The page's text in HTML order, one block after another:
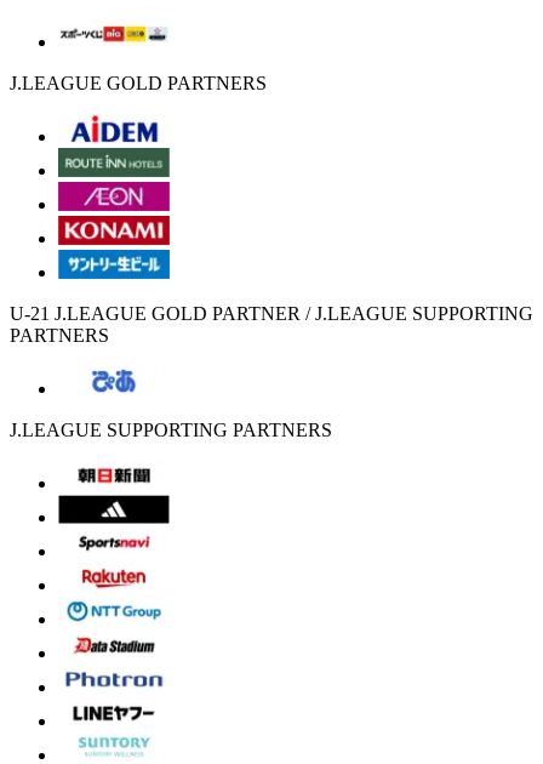
J.LEAGUE GOLD PARTNERS
U-21 J.LEAGUE GOLD PARTNER / J.LEAGUE SUPPORTING
PARTNERS
J.LEAGUE SUPPORTING PARTNERS